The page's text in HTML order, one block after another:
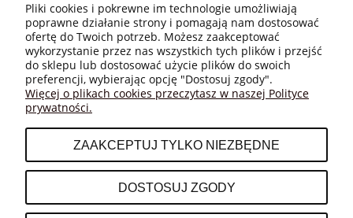
MOJE KONTO
INFORMACJE
Pliki cookies i pokrewne im technologie umożliwiają
poprawne działanie strony i pomagają nam dostosować
ofertę do Twoich potrzeb. Możesz zaakceptować
wykorzystanie przez nas wszystkich tych plików i przejść
do sklepu lub dostosować użycie plików do swoich
preferencji, wybierając opcję "Dostosuj zgody".
Więcej o plikach cookies przeczytasz w naszej Polityce
prywatności.
ZAAKCEPTUJ TYLKO NIEZBĘDNE
DOSTOSUJ ZGODY